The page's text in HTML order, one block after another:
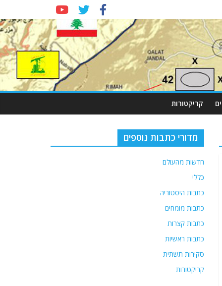
קריקטורות
מדורי כתבות נוספים
חדשות מהעולם
כללי
כתבות היסטוריה
כתבות מומחים
כתבות קצרות
כתבות ראשיות
סקירות תשתית
קריקטורות